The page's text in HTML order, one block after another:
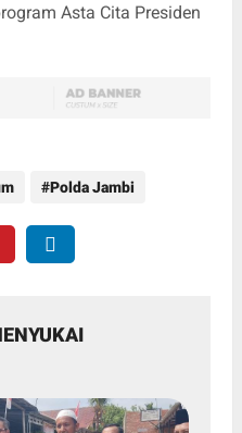
Asta Cita Presiden
Polda Jambi